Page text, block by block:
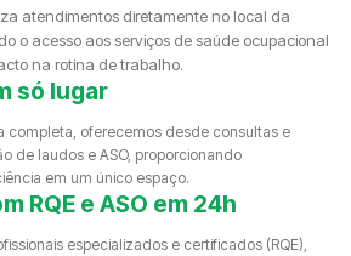
atendimentos diretamente no local da
o acesso aos serviços de saúde ocupacional
na rotina de trabalho.
só lugar
completa, oferecemos desde consultas e
de laudos e ASO, proporcionando
em um único espaço.
RQE e ASO em 24h
especializados e certificados (RQE),